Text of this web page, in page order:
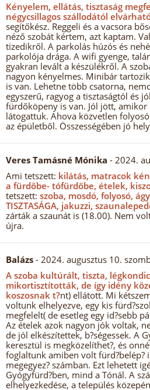
Kényelem, ellátás, tisztaság
négycsillagos szállodától
segítőkész. Reggeli és a vacsora
néző szobát kértem, azt kaptam.
tizedikről. A parkolás húzós és
parkolója drága. A wifi gyenge,
gyakran levált a készülékről. A
nagyon kényelmes. Minibár
is van. Lehetne több csatorna,
egyszerű, ragyog a tisztaságtól és
fürdőköpeny is van. Jól jött,
látogattuk. Ahova közvetlen
az épületből. Összességében jó
Veres Tamásné Mónika - 2024.
Ami tetszett: kilátás, matracok
a fürdőbe- tófürdőbe, ételek,
tetszett: szoba, mosdó, folyosó,
TISZTASÁGA, jakuzzi,
zárták a szaunát is (18.00). Nem
újra.
Balázs - 2024. augusztus 10.
A szoba kultúrált, tiszta,
mikortisztították, de így idény
koszosnak t?nt) ellátott. Mi
voltunk elhelyezve, egy kis
megfelelt( de esetleg egy id?sebb
Az ételek azok nagyon jók voltak,
de jól elkészítettek, b?ségessek. A
keresztül is megközelíthet?, és
foglaltunk amiben volt fürd?belép?
megegyez? számban. Ezt lehetett
Gyógyfürd?ben, mind a Tónál. A
elhelyezkedése, a település